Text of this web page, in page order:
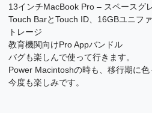
13インチMacBook Pro – スペースグ
Touch BarとTouch ID、16GBユニフ
トレージ
教育機関向けPro Appバンドル
バグも楽しんで使って行きます。
Power Macintoshの時も、移行期に色
今度も楽しみです。